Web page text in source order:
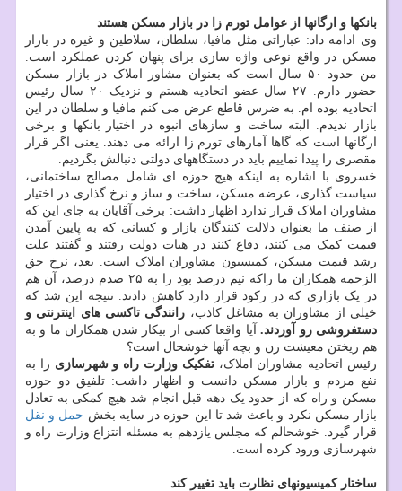
بانکها و ارگانها از عوامل تورم زا در بازار مسکن هستند
وی ادامه داد: عباراتی مثل مافیا، سلطان، سلاطین و غیره در بازار
مسکن در واقع نوعی واژه سازی برای پنهان کردن عملکرد است.
من حدود ۵۰ سال است که بعنوان مشاور املاک در بازار مسکن
حضور دارم. ۲۷ سال عضو اتحادیه هستم و نزدیک ۲۰ سال رئیس
اتحادیه بوده ام. به ضرس قاطع عرض می کنم مافیا و سلطان در این
بازار ندیدم. البته ساخت و سازهای انبوه در اختیار بانکها و برخی
ارگانها است که گاها آمارهای تورم زا ارائه می دهند. یعنی اگر قرار
مقصری را پیدا نماییم باید در دستگاههای دولتی دنبالش بگردیم.
خسروی با اشاره به اینکه هیچ حوزه ای شامل مصالح ساختمانی،
سیاست گذاری، عرضه مسکن، ساخت و ساز و نرخ گذاری در اختیار
مشاوران املاک قرار ندارد اظهار داشت: برخی آقایان به جای این که
از صنف ما بعنوان دلالت کنندگان بازار و کسانی که به پایین آمدن
قیمت کمک می کنند، دفاع کنند در هیات دولت رفتند و گفتند علت
رشد قیمت مسکن، کمیسیون مشاوران املاک است. بعد، نرخ حق
الزحمه همکاران ما راکه نیم درصد بود را به ۲۵ صدم درصد، آن هم
در یک بازاری که در رکود قرار دارد کاهش دادند. نتیجه این شد که
خیلی از مشاوران به مشاغل کاذب، رانندگی تاکسی های اینترنتی و
دستفروشی رو آوردند. آیا واقعا کسی از بیکار شدن همکاران ما و به
هم ریختن معیشت زن و بچه آنها خوشحال است؟
رئیس اتحادیه مشاوران املاک،تفکیک وزارت راه و شهرسازی را به
نفع مردم و بازار مسکن دانست و اظهار داشت: تلفیق دو حوزه
مسکن و راه که از حدود یک دهه قبل انجام شد هیچ کمکی به تعادل
بازار مسکن نکرد و باعث شد تا این حوزه در سایه بخش حمل و نقل
قرار گیرد. خوشحالم که مجلس یازدهم به مسئله انتزاع وزارت راه و
شهرسازی ورود کرده است.
ساختار کمیسیونهای نظارت باید تغییر کند